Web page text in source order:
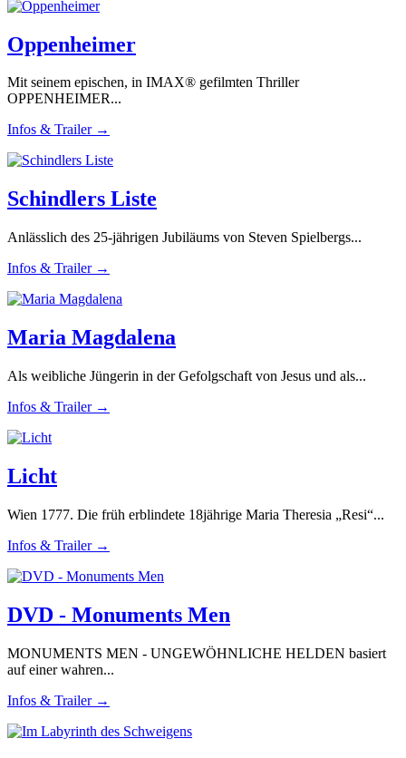
Oppenheimer
Mit seinem epischen, in IMAX® gefilmten Thriller
OPPENHEIMER...
Infos & Trailer →
Schindlers Liste
Anlässlich des 25-jährigen Jubiläums von Steven Spielbergs...
Infos & Trailer →
Maria Magdalena
Als weibliche Jüngerin in der Gefolgschaft von Jesus und als...
Infos & Trailer →
Licht
Wien 1777. Die früh erblindete 18jährige Maria Theresia „Resi“...
Infos & Trailer →
DVD - Monuments Men
MONUMENTS MEN - UNGEWÖHNLICHE HELDEN basiert
auf einer wahren...
Infos & Trailer →